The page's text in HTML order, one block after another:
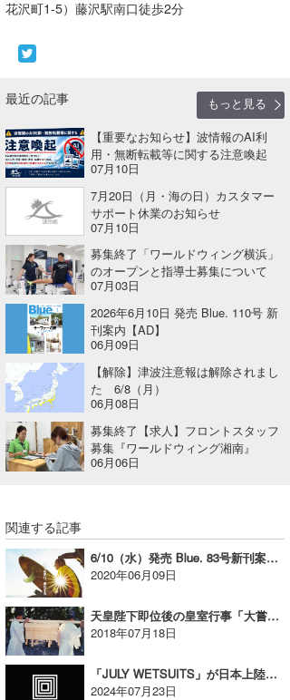
花沢町1-5）藤沢駅南口徒歩2分
最近の記事
もっと見る
【重要なお知らせ】波情報のAI利
用・無断転載等に関する注意喚起
07月10日
7月20日（月・海の日）カスタマー
サポート休業のお知らせ
07月10日
募集終了「ワールドウィング横浜」
のオープンと指導士募集について
07月03日
2026年6月10日 発売 Blue. 110号 新
刊案内【AD】
06月09日
【解除】津波注意報は解除されまし
た 6/8（月）
06月08日
募集終了【求人】フロントスタッフ
募集『ワールドウィング湘南』
06月06日
関連する記事
6/10（水）発売 Blue. 83号新刊案内【AD】
2020年06月09日
天皇陛下即位後の皇室行事「大嘗祭」に向けた記念講演について
2018年07月18日
「JULY WETSUITS」が日本上陸！7/26ローンチイベント開催！【AD】
2024年07月23日
banpaku
Mr.K
chappy
Romisea